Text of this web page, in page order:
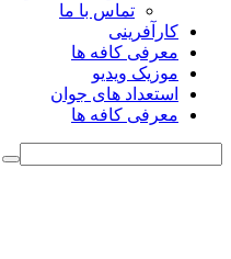
تماس با ما
کارآفرینی
معرفی کافه ها
موزیک ویدیو
استعداد های جوان
معرفی کافه ها